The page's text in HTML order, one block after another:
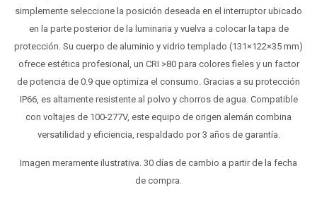
simplemente seleccione la posición deseada en el interruptor ubicado
en la parte posterior de la luminaria y vuelva a colocar la tapa de
protección. Su cuerpo de aluminio y vidrio templado (131×122×35 mm)
ofrece estética profesional, un CRI >80 para colores fieles y un factor
de potencia de 0.9 que optimiza el consumo. Gracias a su protección
IP66, es altamente resistente al polvo y chorros de agua. Compatible
con voltajes de 100-277V, este equipo de origen alemán combina
versatilidad y eficiencia, respaldado por 3 años de garantía.
Imagen meramente ilustrativa. 30 días de cambio a partir de la fecha
de compra.